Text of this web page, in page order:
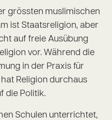
grössten muslimischen
ist Staatsreligion, aber
auf freie Ausübung
vor. Während die
in der Praxis für
Religion durchaus
die Politik.
Schulen unterrichtet,